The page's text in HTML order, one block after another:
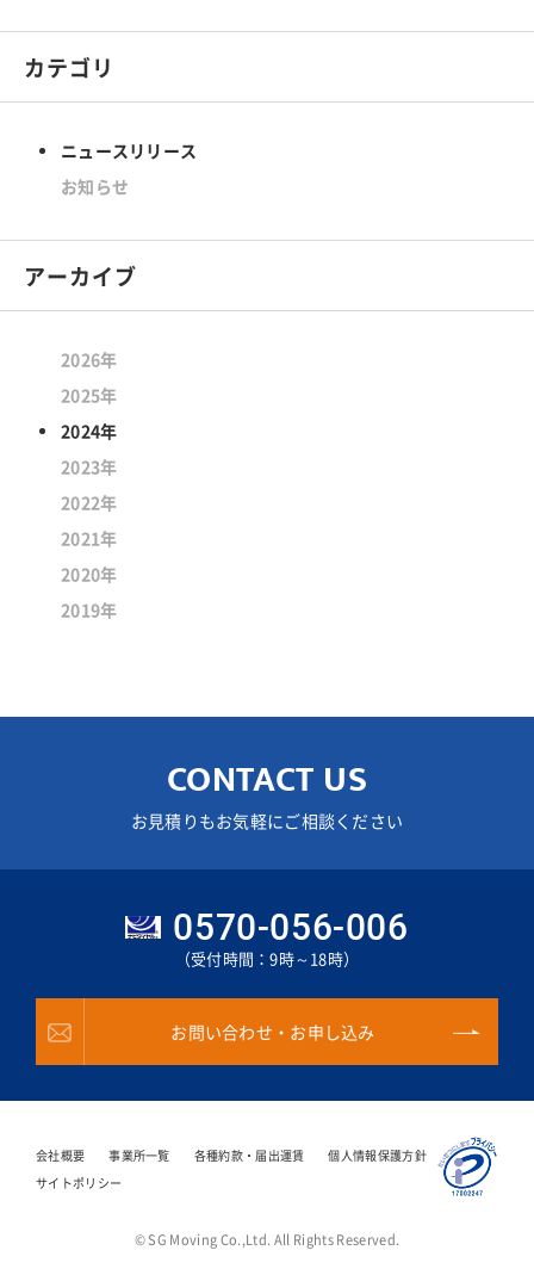
カテゴリ
ニュースリリース
お知らせ
アーカイブ
2026年
2025年
2024年
2023年
2022年
2021年
2020年
2019年
CONTACT US
お見積りもお気軽にご相談ください
0570-056-006
（受付時間：9時～18時）
お問い合わせ・お申し込み
会社概要 事業所一覧 各種約款・届出運賃
個人情報保護方針
サイトポリシー
© SG Moving Co.,Ltd. All Rights Reserved.